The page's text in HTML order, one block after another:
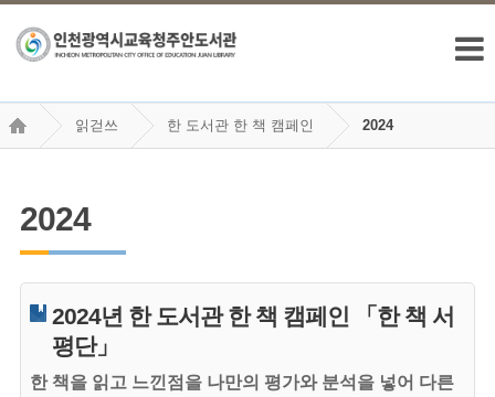
읽걷쓰 한 도서관 한 책 캠페인 2024
2024
2024년 한 도서관 한 책 캠페인 「한 책 서
평단」
한 책을 읽고 느낀점을 나만의 평가와 분석을 넣어 다른